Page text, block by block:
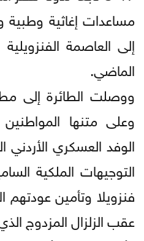
مساعدات إغاثية
إلى العاصمة
الماضي.
ووصلت الطائرة إلى
وعلى متنها المواطنين
الوفد العسكري الأردني
التوجيهات الملكية
فنزويلا وتأمين
عقب الزلزال المزدوج